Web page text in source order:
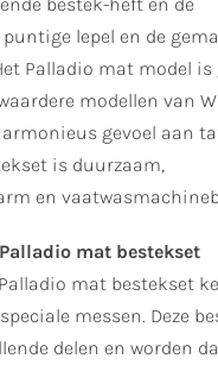
lepel en de
Palladio mat model is
modellen van
gevoel aan
is duurzaam,
en
mat bestekset
mat bestekset
messen. Deze
delen en worden